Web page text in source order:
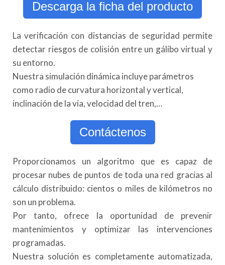
Descarga la ficha del producto
La verificación con distancias de seguridad permite
detectar riesgos de colisión entre un gálibo virtual y
su entorno.
Nuestra simulación dinámica incluye parámetros
como radio de curvatura horizontal y vertical,
inclinación de la vía, velocidad del tren,…
Contáctenos
Proporcionamos un algoritmo que es capaz de
procesar nubes de puntos de toda una red gracias al
cálculo distribuido: cientos o miles de kilómetros no
son un problema.
Por tanto, ofrece la oportunidad de prevenir
mantenimientos y optimizar las intervenciones
programadas.
Nuestra solución es completamente automatizada,